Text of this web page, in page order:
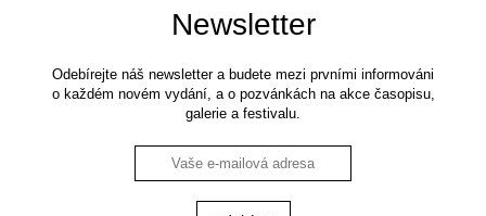
Newsletter
Odebírejte náš newsletter a budete mezi prvními informováni
o každém novém vydání, a o pozvánkách na akce časopisu,
galerie a festivalu.